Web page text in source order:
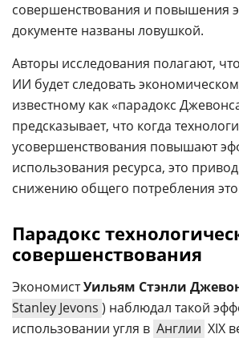
совершенствования и повышения
документе названы ловушкой.
Авторы исследования полагают,
ИИ будет следовать
известному как «парадокс
предсказывает, что когда
усовершенствования повышают
использования ресурса, это
снижению общего потребления
Парадокс
совершенствования
ЭкономистУильям Стэнли
Stanley Jevons ) наблюдал такой
использовании угля в Англии XIX